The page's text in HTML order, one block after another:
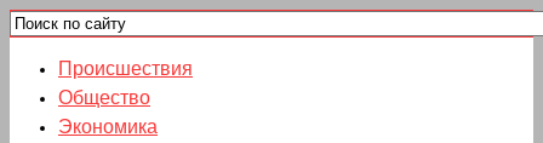
Происшествия
Общество
Экономика